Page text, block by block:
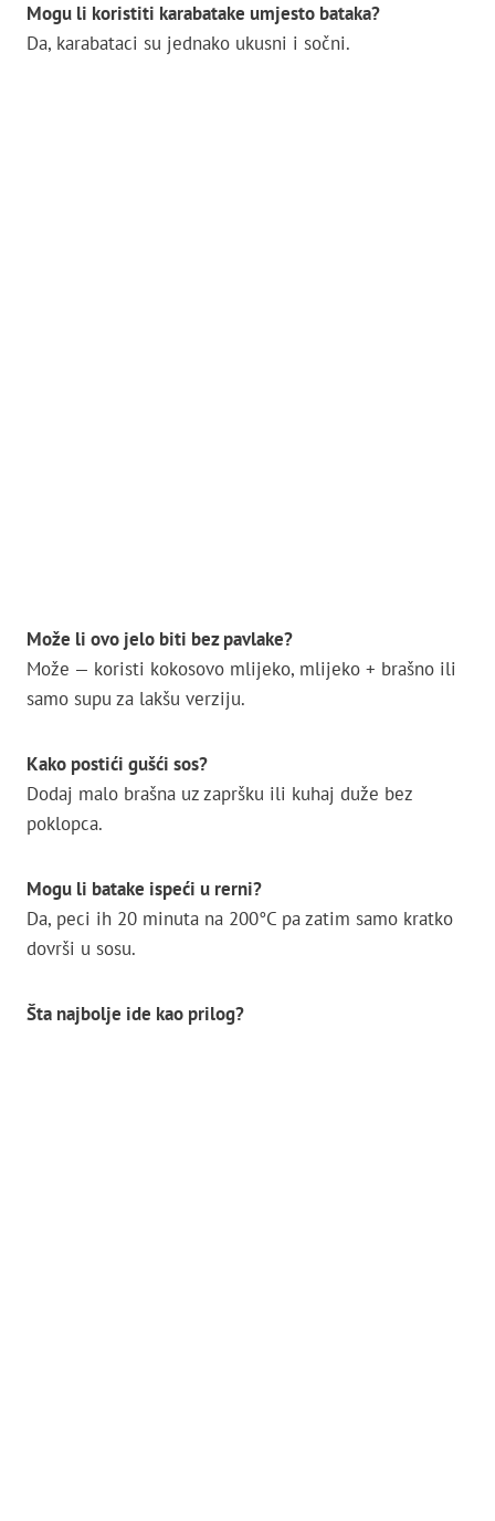
Mogu li koristiti karabatake umjesto bataka?
Da, karabataci su jednako ukusni i sočni.
Može li ovo jelo biti bez pavlake?
Može — koristi kokosovo mlijeko, mlijeko + brašno ili
samo supu za lakšu verziju.
Kako postići gušći sos?
Dodaj malo brašna uz zapršku ili kuhaj duže bez
poklopca.
Mogu li batake ispeći u rerni?
Da, peci ih 20 minuta na 200°C pa zatim samo kratko
dovrši u sosu.
Šta najbolje ide kao prilog?